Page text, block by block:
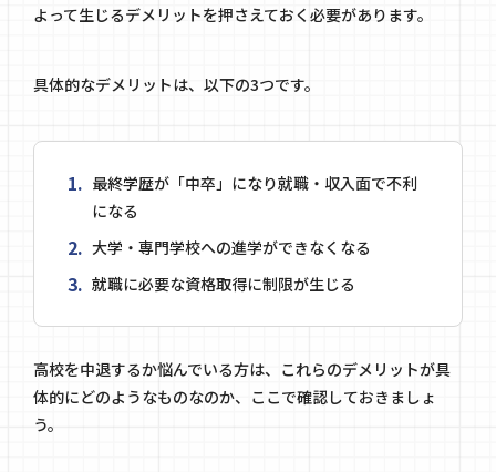
よって生じるデメリットを押さえておく必要があります。
具体的なデメリットは、以下の3つです。
最終学歴が「中卒」になり就職・収入面で不利
になる
大学・専門学校への進学ができなくなる
就職に必要な資格取得に制限が生じる
高校を中退するか悩んでいる方は、これらのデメリットが具
体的にどのようなものなのか、ここで確認しておきましょ
う。